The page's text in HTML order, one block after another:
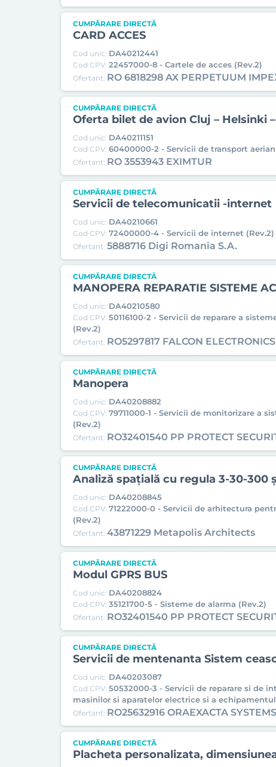
CUMPĂRARE DIRECTĂ
CARD ACCES
Cod unic: DA40212441
Cod CPV: 22457000-8 - Cartele de acces (Rev.2)
Ofertant: RO 6818298 AX PERPETUUM
CUMPĂRARE DIRECTĂ
Oferta bilet de avion Cluj – Helsinki
Cod unic: DA40211151
Cod CPV: 60400000-2 - Servicii de transport aerian
Ofertant: RO 3553943 EXIMTUR
CUMPĂRARE DIRECTĂ
Servicii de telecomunicatii -internet
Cod unic: DA40210661
Cod CPV: 72400000-4 - Servicii de internet (Rev.2)
Ofertant: 5888716 Digi Romania S.A.
CUMPĂRARE DIRECTĂ
MANOPERA REPARATIE SISTEME
Cod unic: DA40210580
Cod CPV: 50116100-2 - Servicii de reparare a
(Rev.2)
Ofertant: RO5297817 FALCON
CUMPĂRARE DIRECTĂ
Manopera
Cod unic: DA40208882
Cod CPV: 79711000-1 - Servicii de monitorizare a
(Rev.2)
Ofertant: RO32401540 PP PROTECT
CUMPĂRARE DIRECTĂ
Analiză spațială cu regula 3-30-
Cod unic: DA40208845
Cod CPV: 71222000-0 - Servicii de arhitectura
(Rev.2)
Ofertant: 43871229 Metapolis Architects
CUMPĂRARE DIRECTĂ
Modul GPRS BUS
Cod unic: DA40208824
Cod CPV: 35121700-5 - Sisteme de alarma (Rev.2)
Ofertant: RO32401540 PP PROTECT
CUMPĂRARE DIRECTĂ
Servicii de mentenanta Sistem
Cod unic: DA40203087
Cod CPV: 50532000-3 - Servicii de reparare si de
masinilor si aparatelor electrice si a
Ofertant: RO25632916 ORAEXACTA SYSTEMS
CUMPĂRARE DIRECTĂ
Placheta personalizata,